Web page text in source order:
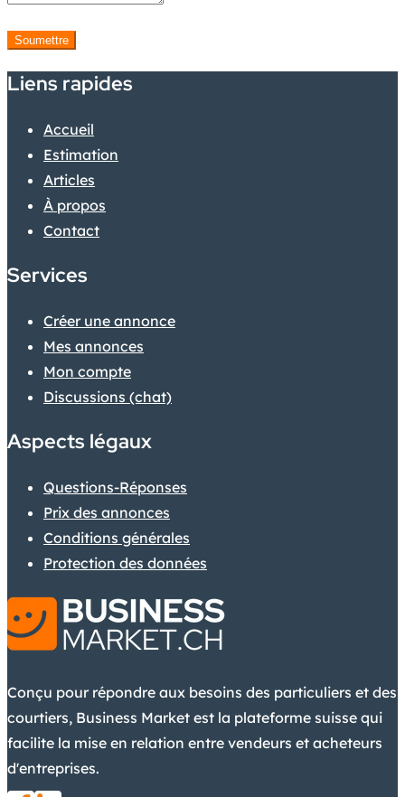
Soumettre
Liens rapides
Accueil
Estimation
Articles
À propos
Contact
Services
Créer une annonce
Mes annonces
Mon compte
Discussions (chat)
Aspects légaux
Questions-Réponses
Prix des annonces
Conditions générales
Protection des données
Conçu pour répondre aux besoins des particuliers et des
courtiers, Business Market est la plateforme suisse qui
facilite la mise en relation entre vendeurs et acheteurs
d'entreprises.